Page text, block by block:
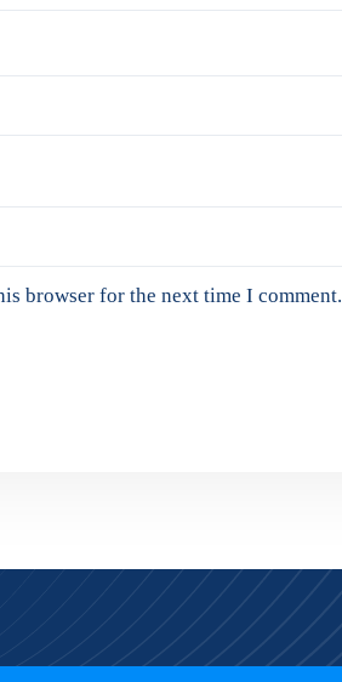
browser for the next time I comment.